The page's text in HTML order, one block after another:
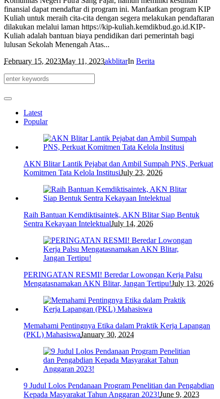
finansial dapat mendaftar di program ini. Manfaatkan program KIP
Kuliah untuk meraih cita-cita dengan segera melakukan pendaftaran
dilakukan melalui laman https://kip-kuliah.kemdikbud.go.id.KIP-
Kuliah adalah bantuan biaya pendidikan dari pemerintah bagi
lulusan Sekolah Menengah Atas...
February 15, 2023May 11, 2023akblitarIn Berita
Latest
Popular
AKN Blitar Lantik Pejabat dan Ambil Sumpah PNS, Perkuat
Komitmen Tata Kelola InstitusiJuly 23, 2026
Raih Bantuan Kemdiktisaintek, AKN Blitar Siap Bentuk
Sentra Kekayaan IntelektualJuly 14, 2026
PERINGATAN RESMI! Beredar Lowongan Kerja Palsu
Mengatasnamakan AKN Blitar, Jangan Tertipu!July 13, 2026
Memahami Pentingnya Etika dalam Praktik Kerja Lapangan
(PKL) MahasiswaJanuary 30, 2024
9 Judul Lolos Pendanaan Program Penelitian dan Pengabdian
Kepada Masyarakat Tahun Anggaran 2023!June 9, 2023